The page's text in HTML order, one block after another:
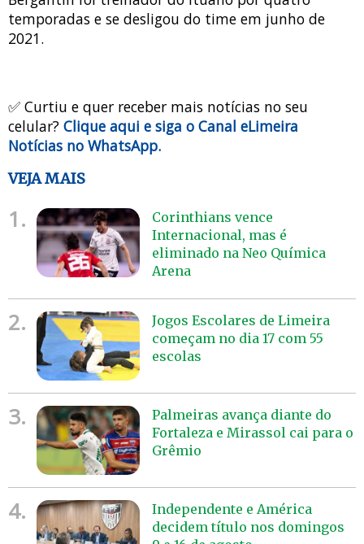
temporadas e se desligou do time em junho de
2021.
✅ Curtiu e quer receber mais notícias no seu
celular? Clique aqui e siga o Canal eLimeira
Notícias no WhatsApp.
VEJA MAIS
1.
Corinthians vence
Internacional, mas é
eliminado na Neo Química
Arena
2.
Jogos Escolares de Limeira
começam no dia 17 com 55
escolas
3.
Palmeiras avança diante do
Fortaleza e Mirassol cai para o
Grêmio
4.
Independente e América
decidem título nos domingos